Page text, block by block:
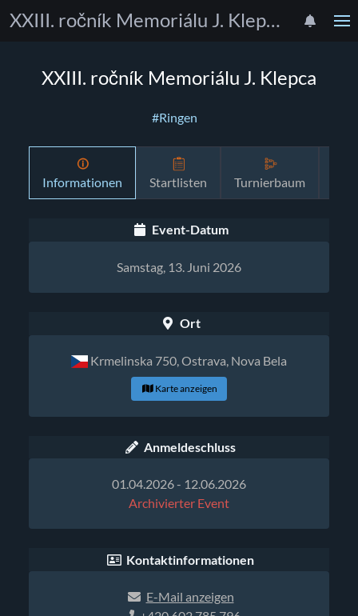
XXIII. ročník Memoriálu J. Klepca
XXIII. ročník Memoriálu J. Klepca
#Ringen
Informationen Startlisten Turnierbaum
Event-Datum
Samstag, 13. Juni 2026
Ort
Krmelinska 750, Ostrava, Nova Bela
Karte anzeigen
Anmeldeschluss
01.04.2026 - 12.06.2026
Archivierter Event
Kontaktinformationen
E-Mail anzeigen